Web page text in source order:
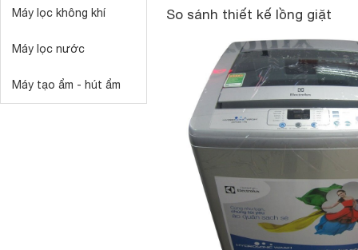
Máy lọc không khí
Máy lọc nước
Máy tạo ẩm - hút ẩm
So sánh thiết kế lồng giặt